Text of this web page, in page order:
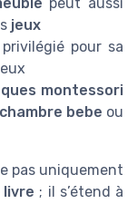
jeux
pour sa
montessori
chambre bebe ou
pas uniquement
; il s’étend à